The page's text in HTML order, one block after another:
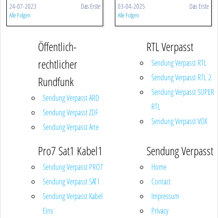
24-07-2023 Das Erste
Alle Folgen
03-04-2025 Das Erste
Alle Folgen
Öffentlich-
rechtlicher
Rundfunk
Sendung Verpasst ARD
Sendung Verpasst ZDF
Sendung Verpasst Arte
RTL Verpasst
Sendung Verpasst RTL
Sendung Verpasst RTL 2
Sendung Verpasst SUPER
RTL
Sendung Verpasst VOX
Pro7 Sat1 Kabel1
Sendung Verpasst PRO7
Sendung Verpasst SAT1
Sendung Verpasst Kabel
Eins
Sendung Verpasst
Home
Contact
Impressum
Privacy